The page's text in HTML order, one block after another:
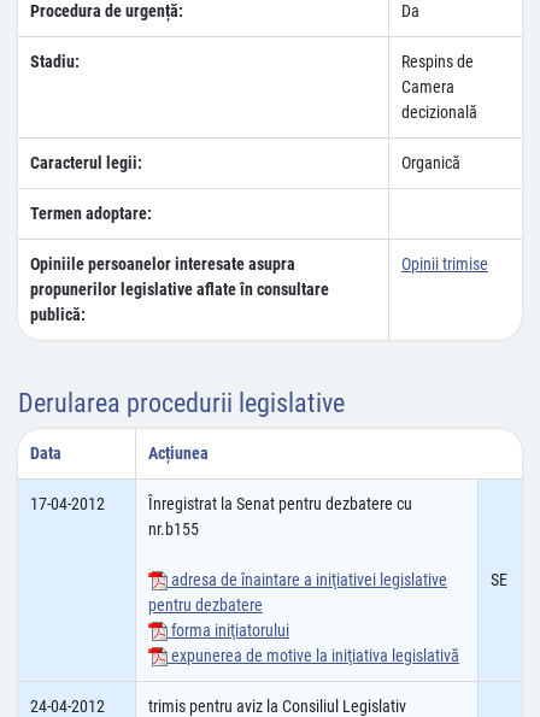
Procedura de urgență: Da
Stadiu:
Respins de
Camera
decizională
Caracterul legii: Organică
Termen adoptare:
Opiniile persoanelor interesate asupra
propunerilor legislative aflate în consultare
publică:
Opinii trimise
Derularea procedurii legislative
Data Acțiunea
17-04-2012
Înregistrat la Senat pentru dezbatere cu
nr.b155
adresa de înaintare a iniţiativei legislative
pentru dezbatere
forma iniţiatorului
expunerea de motive la iniţiativa legislativă
SE
24-04-2012
trimis pentru aviz la Consiliul Legislativ